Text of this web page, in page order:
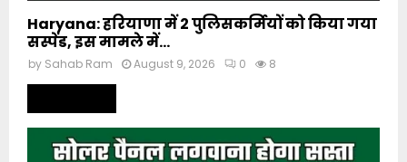
Haryana: हरियाणा में 2 पुलिसकर्मियों को किया गया
सस्पेंड, इस मामले में...
by Sahab Ram August 9, 2026 0 8